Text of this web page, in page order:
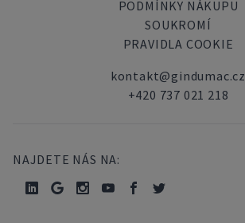
PODMÍNKY NÁKUPU
SOUKROMÍ
PRAVIDLA COOKIE
kontakt@gindumac.cz
+420 737 021 218
NAJDETE NÁS NA: